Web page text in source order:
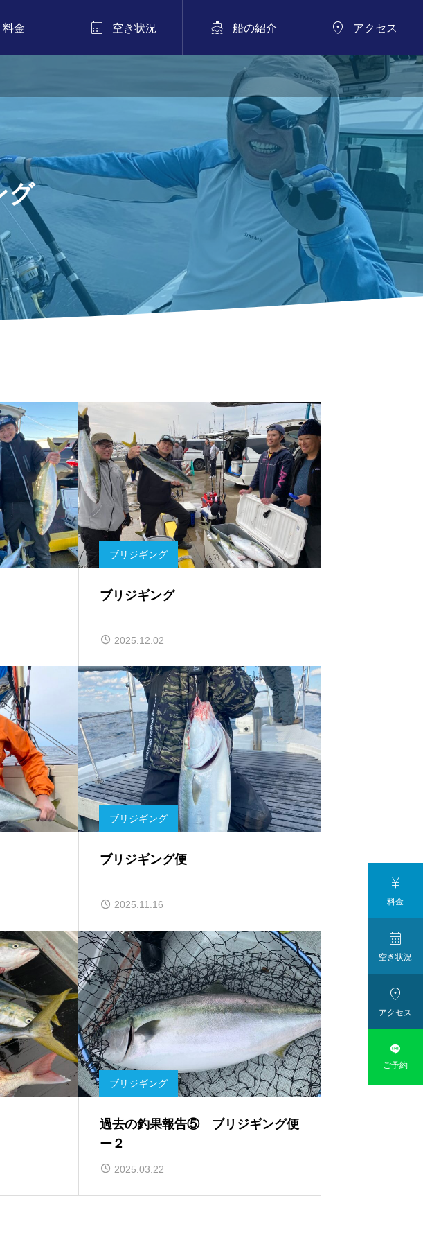
料金  空き状況  船の紹介  アクセス
スルメイカ便（中深海ジギング含む）
2026.07.04

グ
ブリジギング
ブリジギング
2025.12.02
ブリジギング
ブリジギング便
2025.11.16
ブリジギング
過去の釣果報告⑤ ブリジギング便
ー２
2025.03.22

料金

空き状況

アクセス

ご予約